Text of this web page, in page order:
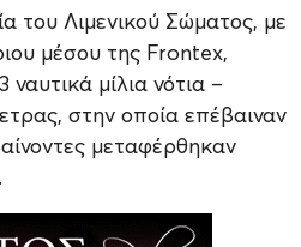
του Λιμενικού Σώματος, με
μέσου της Frontex,
μίλια νότια –
στην οποία επέβαιναν
μεταφέρθηκαν